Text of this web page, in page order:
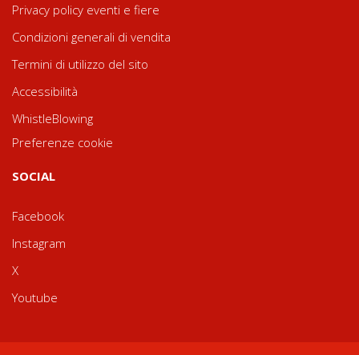
Privacy policy eventi e fiere
Condizioni generali di vendita
Termini di utilizzo del sito
Accessibilità
WhistleBlowing
Preferenze cookie
SOCIAL
Facebook
Instagram
X
Youtube